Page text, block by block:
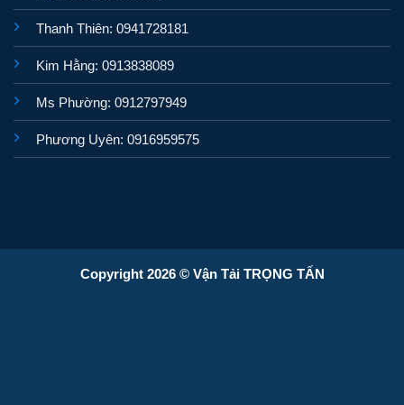
Thanh Thiên: 0941728181
Kim Hằng: 0913838089
Ms Phường: 0912797949
Phương Uyên: 0916959575
Copyright 2026 © Vận Tải TRỌNG TẤN